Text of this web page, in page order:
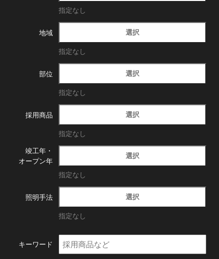
指定なし
地域 選択
指定なし
部位 選択
指定なし
採用商品 選択
指定なし
竣工年・
オープン年
選択
指定なし
照明手法 選択
指定なし
キーワード